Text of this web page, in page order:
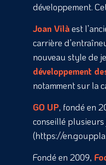
développement.
Joan Vilàest
carrière
nouveau style de
développement
notamment sur la
GO UP, fondé en
conseillé plusieurs
(https://
Fondé en 2009,